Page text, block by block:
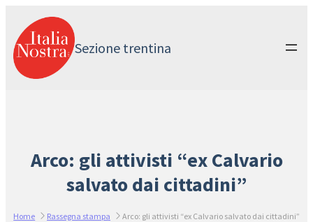
contenuto
Sezione trentina
Arco: gli attivisti “ex Calvario
salvato dai cittadini”
Home Rassegna stampa Arco: gli attivisti “ex Calvario salvato dai cittadini”